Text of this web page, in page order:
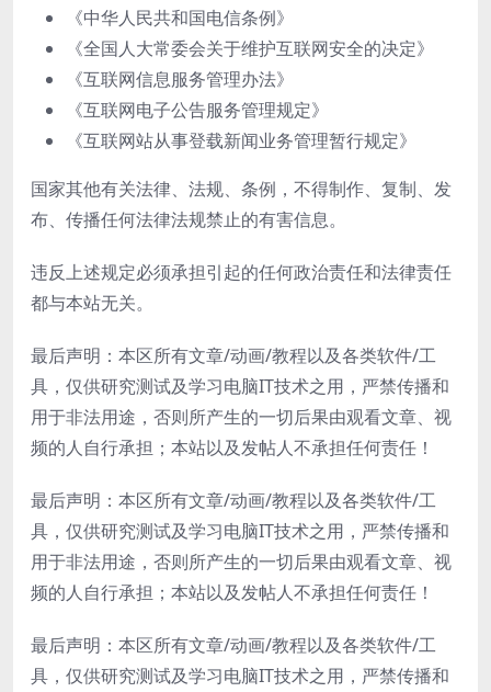
《中华人民共和国电信条例》
《全国人大常委会关于维护互联网安全的决定》
《互联网信息服务管理办法》
《互联网电子公告服务管理规定》
《互联网站从事登载新闻业务管理暂行规定》
国家其他有关法律、法规、条例，不得制作、复制、发
布、传播任何法律法规禁止的有害信息。
违反上述规定必须承担引起的任何政治责任和法律责任
都与本站无关。
最后声明：本区所有文章/动画/教程以及各类软件/工
具，仅供研究测试及学习电脑IT技术之用，严禁传播和
用于非法用途，否则所产生的一切后果由观看文章、视
频的人自行承担；本站以及发帖人不承担任何责任！
最后声明：本区所有文章/动画/教程以及各类软件/工
具，仅供研究测试及学习电脑IT技术之用，严禁传播和
用于非法用途，否则所产生的一切后果由观看文章、视
频的人自行承担；本站以及发帖人不承担任何责任！
最后声明：本区所有文章/动画/教程以及各类软件/工
具，仅供研究测试及学习电脑IT技术之用，严禁传播和